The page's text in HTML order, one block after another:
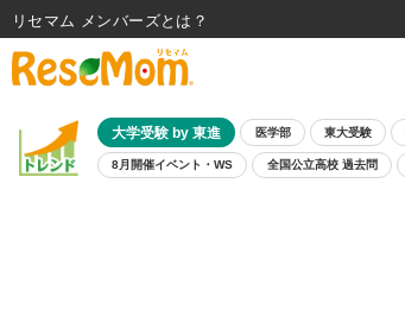
大学受験 by 東進 医学部 東大受験
8月開催イベント・WS 全国公立高校 過去問
リセマム メンバーズ